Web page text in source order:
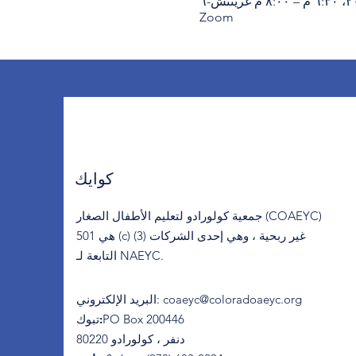
Zoom
كوايك
جمعية كولورادو لتعليم الأطفال الصغار (COAEYC)
هي 501 (c) (3) غير ربحية ، وهي إحدى الشركات
التابعة لـ NAEYC.
البريد الإلكتروني: coaeyc@coloradoaeyc.org
تبوك:​PO Box 200446
دنفر ، كولورادو 80220